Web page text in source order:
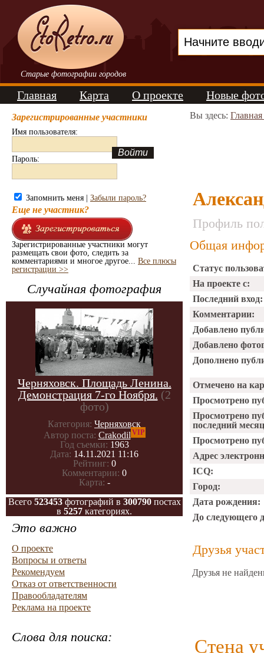
Старые фотографии городов
Главная Карта О проекте Новые
Зарегистрированные участники
Имя пользователя:
Пароль:
Запомнить меня | Забыли пароль?
Еще не участник?
Зарегистрированные участники могут
размещать свои фото, следить за
комментариями и многое другое... Все плюсы
регистрации >>
Случайная фотография
Черняховск. Площадь Ленина.
Демонстрация 7-го Ноября. (2
фото)
Категория: Черняховск
Автор поста: Crakodil VIP
Год съемки: 1963
Дата: 14.11.2021 11:16
Рейтинг: 0
Комментарии: 0
Карта: -
Всего 523453фотографий в 300790постах
в 5257 категориях.
Это важно
О проекте
Вопросы и ответы
Рекомендуем
Отказ от ответственности
Правообладателям
Реклама на проекте
Слова для поиска:
Вы здесь:
Профиль
Общая
Статус
На проекте с:
Последний вход:
Комментарии:
Добавлено
Добавлено
Дополнено
Отмечено на
Просмотрено
Просмотрено
последний
Просмотрено
Адрес
ICQ:
Город:
Дата рождения:
До следующего
Друзья
Друзья не
Стена